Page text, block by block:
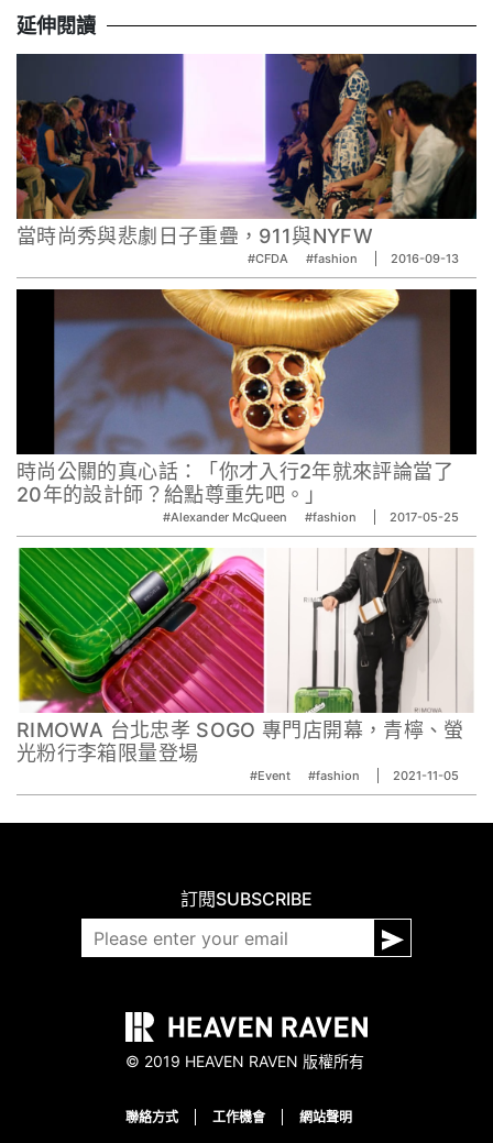
延伸閱讀
當時尚秀與悲劇日子重疊，911與NYFW
#CFDA #fashion 2016-09-13
時尚公關的真心話：「你才入行2年就來評論當了
20年的設計師？給點尊重先吧。」
#Alexander McQueen #fashion 2017-05-25
RIMOWA 台北忠孝 SOGO 專門店開幕，青檸、螢
光粉行李箱限量登場
#Event #fashion 2021-11-05
訂閱SUBSCRIBE
© 2019 HEAVEN RAVEN 版權所有
聯絡方式 工作機會 網站聲明